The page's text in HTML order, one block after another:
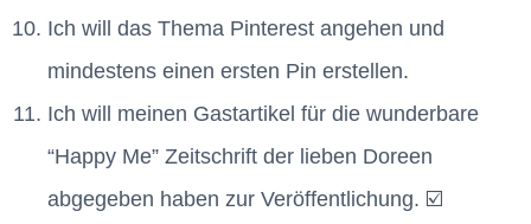
Ich will das Thema Pinterest angehen und
mindestens einen ersten Pin erstellen.
Ich will meinen Gastartikel für die wunderbare
“Happy Me” Zeitschrift der lieben Doreen
abgegeben haben zur Veröffentlichung. ☑️